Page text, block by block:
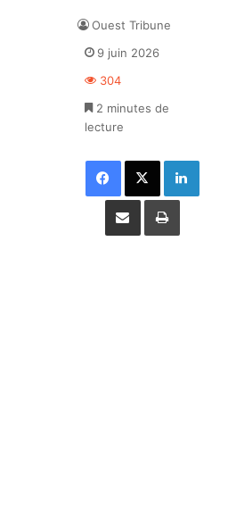
Ouest Tribune
9 juin 2026
304
2 minutes de
lecture
Facebook X Linkedin
Partager par email Imprimer